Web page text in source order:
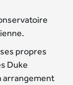
propres
Duke
arrangement